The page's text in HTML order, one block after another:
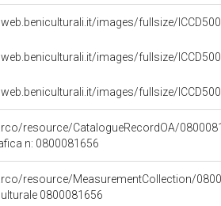
images/fullsize/
images/fullsize/
images/fullsize/
resource/CatalogueRecordOA/
n: 0800081656
resource/MeasurementCollection/
0800081656